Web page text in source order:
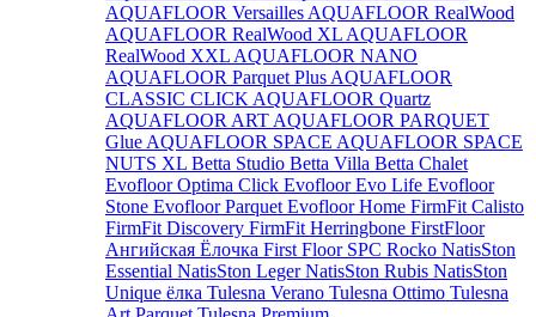
AQUAFLOOR Versailles AQUAFLOOR RealWood
AQUAFLOOR RealWood XL AQUAFLOOR
RealWood XXL AQUAFLOOR NANO
AQUAFLOOR Parquet Plus AQUAFLOOR
CLASSIC CLICK AQUAFLOOR Quartz
AQUAFLOOR ART AQUAFLOOR PARQUET
Glue AQUAFLOOR SPACE AQUAFLOOR SPACE
NUTS XL Betta Studio Betta Villa Betta Chalet
Evofloor Optima Click Evofloor Evo Life Evofloor
Stone Evofloor Parquet Evofloor Home FirmFit Calisto
FirmFit Discovery FirmFit Herringbone FirstFloor
Ангийская Ёлочка First Floor SPC Rocko NatisSton
Essential NatisSton LegerNatisSton Rubis NatisSton
Unique ёлка Tulesna Verano Tulesna Ottimo Tulesna